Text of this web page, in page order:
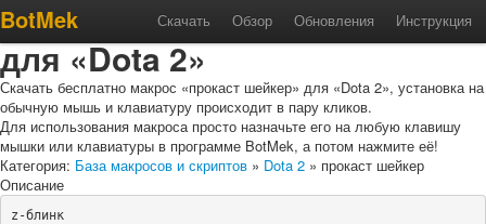
BotMek Скачать Обзор Обновления Инструкция
Макрос «прокаст шейкер»
для «Dota 2»
Скачать бесплатно макрос «прокаст шейкер» для «Dota 2», установка на
обычную мышь и клавиатуру происходит в пару кликов.
Для использования макроса просто назначьте его на любую клавишу
мышки или клавиатуры в программе BotMek, а потом нажмите её!
Категория: База макросов и скриптов » Dota 2 » прокаст шейкер
Описание
z-блинк